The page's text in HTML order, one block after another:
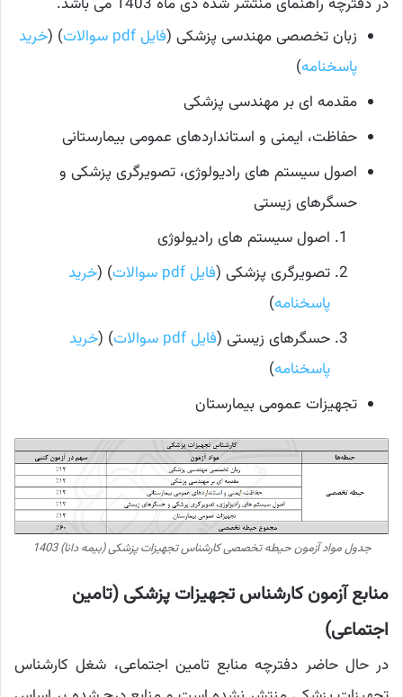
زبان تخصصی مهندسی پزشکی (فایل pdf سوالات ) (خرید
پاسخنامه)
مقدمه ای بر مهندسی پزشکی
حفاظت، ایمنی و استانداردهای عمومی بیمارستانی
اصول سیستم های رادیولوژی، تصویرگری پزشکی و
حسگرهای زیستی
اصول سیستم های رادیولوژی
تصویرگری پزشکی (فایل pdf سوالات ) (خرید
پاسخنامه)
حسگرهای زیستی (فایل pdf سوالات ) (خرید
پاسخنامه)
تجهیزات عمومی بیمارستان
جدول مواد آزمون حیطه تخصصی کارشناس تجهیزات پزشکی (بیمه دانا) 1403
منابع آزمون کارشناس تجهیزات پزشکی (تامین
اجتماعی)
در حال حاضر دفترچه منابع تامین اجتماعی، شغل کارشناس